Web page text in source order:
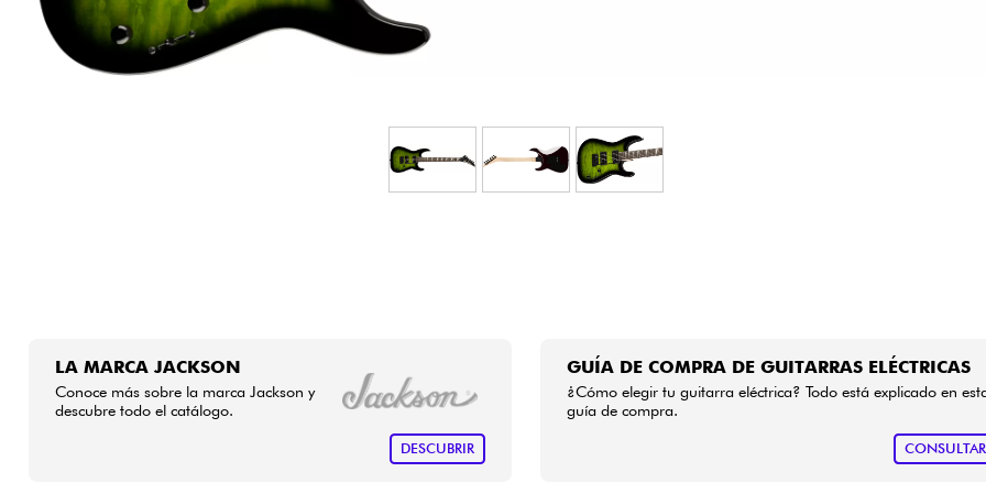
LA MARCA JACKSON
Conoce más sobre la marca Jackson y
descubre todo el catálogo.
DESCUBRIR
GUÍA DE COMPRA DE GUITARRAS ELÉCTRICAS
¿Cómo elegir tu guitarra eléctrica? Todo está explicado en
guía de compra.
CONSULTAR